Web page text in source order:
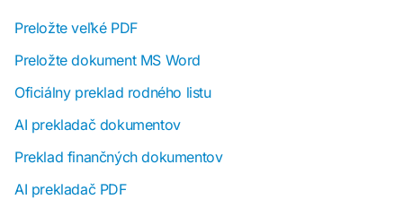
Preložte veľké PDF
Preložte dokument MS Word
Oficiálny preklad rodného listu
AI prekladač dokumentov
Preklad finančných dokumentov
AI prekladač PDF